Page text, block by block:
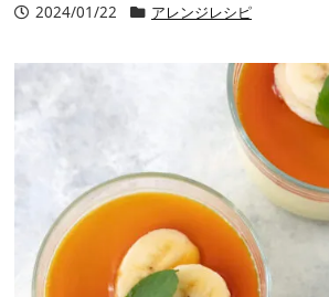
2024/01/22 アレンジレシピ